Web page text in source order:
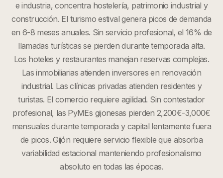
e industria, concentra hostelería, patrimonio industrial y
construcción. El turismo estival genera picos de demanda
en 6-8 meses anuales. Sin servicio profesional, el 16% de
llamadas turísticas se pierden durante temporada alta.
Los hoteles y restaurantes manejan reservas complejas.
Las inmobiliarias atienden inversores en renovación
industrial. Las clínicas privadas atienden residentes y
turistas. El comercio requiere agilidad. Sin contestador
profesional, las PyMEs gijonesas pierden 2,200€-3,000€
mensuales durante temporada y capital lentamente fuera
de picos. Gijón requiere servicio flexible que absorba
variabilidad estacional manteniendo profesionalismo
absoluto en todas las épocas.